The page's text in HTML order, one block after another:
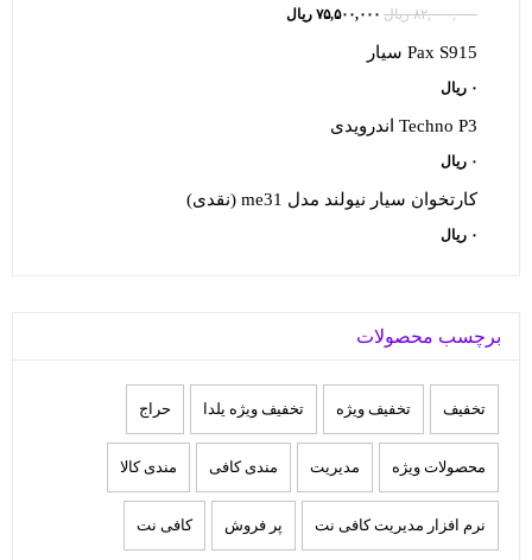
۵۰,۰۰۰,۰۰۰ ریال
بود.
۸۲,۰۰۰,۰۰۰ ریال قیمت
اصلی:
بود.
۷۵,۵۰۰,۰۰۰ ریال
Pax S915 سیار
۰ ریال
Techno P3 اندرویدی
۰ ریال
کارتخوان سيار نيولند مدل me31 (نقدی)
۰ ریال
برچسب محصولات
تخفيف تخفیف ویژه تخفیف ویژه یلدا حراج
محصولات ویژه مدیریت مندی کافی مندی کالا
نرم افزار مدیریت کافی نت پر فروش کافی نت